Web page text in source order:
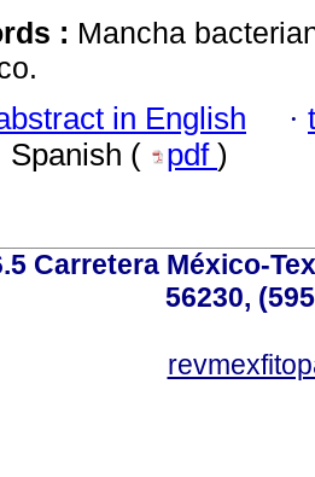
: Mancha
in English ·
Spanish ( pdf )
Carretera México-
56230,